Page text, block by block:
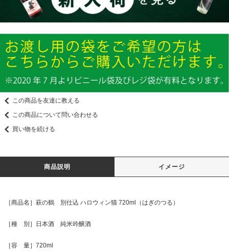
この商品を友達に教える
この商品について問い合わせる
買い物を続ける
商品説明 イメージ
［商品名］萩の鶴 別仕込 ハロウィン猫 720ml（はぎのつる）
［種 別］日本酒 純米吟醸酒
［容 量］720ml